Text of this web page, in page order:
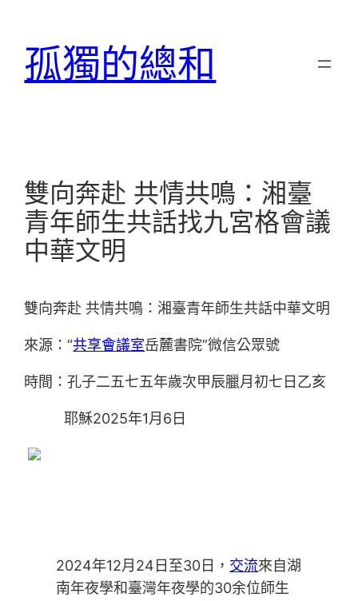
孤獨的總和
雙向奔赴 共情共鳴：湘臺
青年師生共話找九宮格會議
中華文明
雙向奔赴 共情共鳴：湘臺青年師生共話中華文明
來源：“共享會議室岳麓書院”微信公眾號
時間：孔子二五七五年歲次甲辰臘月初七日乙亥
耶穌2025年1月6日
2024年12月24日至30日， 交流來自湖
南年夜學和臺灣年夜學的30余位師生